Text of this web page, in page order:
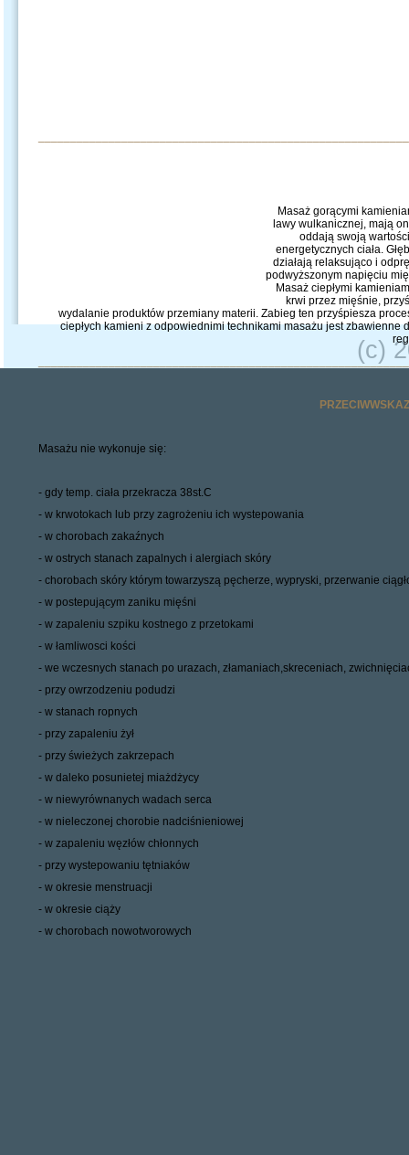
Masaż gorącymi
lawy wulkanicznej, mają
oddają swoją
energetycznych ciała.
działają relaksująco i
podwyższonym napięciu
Masaż ciepłymi
krwi przez mięśnie,
wydalanie produktów przemiany materii. Zabieg ten przyśpiesza
ciepłych kamieni z odpowiednimi technikami masażu jest zbawienne
Masażu nie wykonuje się:
- gdy temp. ciała przekracza 38st.C
- w krwotokach lub przy zagrożeniu ich wystepowania
- w chorobach zakaźnych
- w ostrych stanach zapalnych i alergiach skóry
- chorobach skóry którym towarzyszą pęcherze, wypryski, przerwanie
- w postepującym zaniku mięśni
- w zapaleniu szpiku kostnego z przetokami
- w łamliwosci kości
- we wczesnych stanach po urazach, złamaniach,skreceniach,
- przy owrzodzeniu podudzi
- w stanach ropnych
- przy zapaleniu żył
- przy świeżych zakrzepach
- w daleko posunietej miażdżycy
- w niewyrównanych wadach serca
- w nieleczonej chorobie nadciśnieniowej
- w zapaleniu węzłów chłonnych
- przy wystepowaniu tętniaków
- w okresie menstruacji
- w okresie ciąży
- w chorobach nowotworowych
(c)